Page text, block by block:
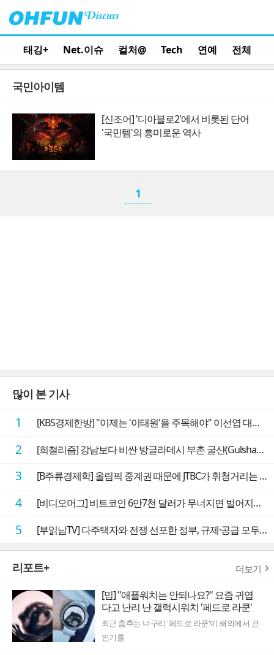
태깅+ Net.이슈 컬처@ Tech 연예 전체
국민아이템
[신조어] '디아블로2'에서 비롯된 단어
'국민템'의 흥미로운 역사
1
많이 본 기사
1 [KBS경제한방] "이제는 '이태원'을 주목해야" 이선엽 대표가 말하는 AI 시대 투자 성과를 가르는 지점들
2 [희철리즘] 강남보다 비싼 방글라데시 부촌 굴샨(Gulshan)의 극단적인 모습에 충격을 받다
3 [B주류경제학] 올림픽 중계권 때문에 JTBC가 휘청거리는 이유
4 [비디오머그] 비트코인 6만7천 달러가 무너지면 벌어지는 일
5 [부읽남TV] 다주택자와 전쟁 선포한 정부, 규제·공급 모두 실효성 의문
리포트+ 더보기
[밈] "애플워치는 안되나요?" 요즘 귀엽
다고 난리 난 갤럭시워치 '페드로 라쿤'
최근 춤추는 너구리 '페드로 라쿤'이 해외에서 큰
인기를